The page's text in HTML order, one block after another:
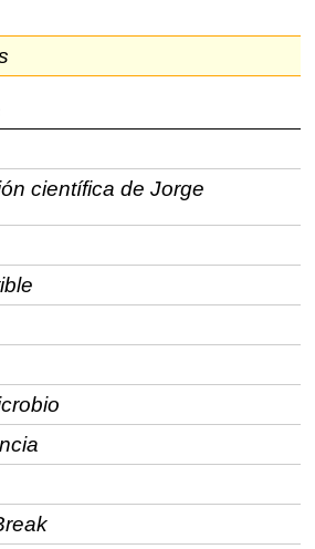
científica de Jorge